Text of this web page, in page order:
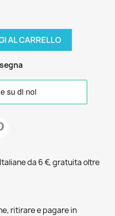
AL CARRELLO
da 6 €, gratuita oltre
ritirare e pagare in